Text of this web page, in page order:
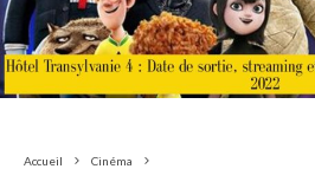
Accueil
Cinéma